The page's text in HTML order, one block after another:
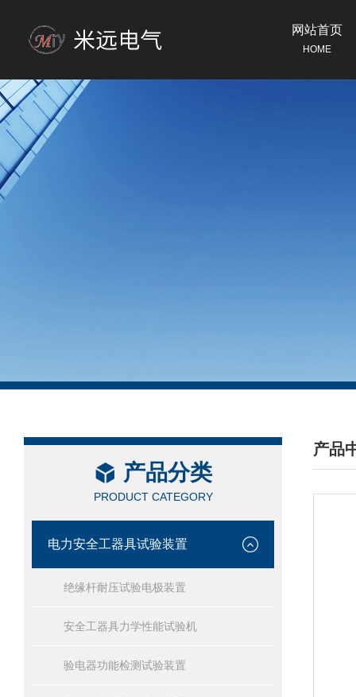
网站首页
HOME
产品分类
PRODUCT CATEGORY
电力安全工器具试验装置
绝缘杆耐压试验电极装置
安全工器具力学性能试验机
验电器功能检测试验装置
产品
/